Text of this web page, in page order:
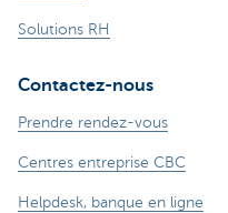
Solutions RH
Contactez-nous
Prendre rendez-vous
Centres entreprise CBC
Helpdesk, banque en ligne